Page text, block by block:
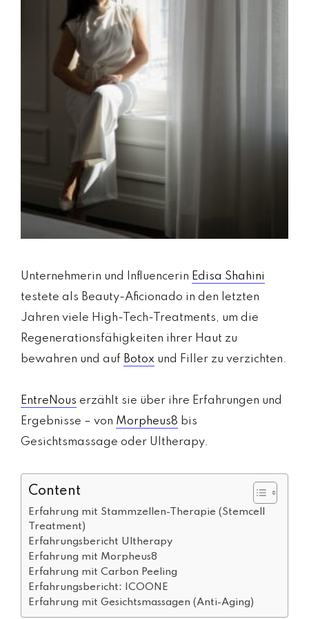
c
h
MODE, BEAUTY, TRAVEL, MENTAL HEALTH
Unternehmerin und Influencerin Edisa Shahini
testete als Beauty-Aficionado in den letzten
Jahren viele High-Tech-Treatments, um die
Regenerationsfähigkeiten ihrer Haut zu
bewahren und auf Botox und Filler zu verzichten.
EntreNous erzählt sie über ihre Erfahrungen und
Ergebnisse – von Morpheus8 bis
Gesichtsmassage oder Ultherapy.
Content
Erfahrung mit Stammzellen-Therapie (Stemcell
Treatment)
Erfahrungsbericht Ultherapy
Erfahrung mit Morpheus8
Erfahrung mit Carbon Peeling
Erfahrungsbericht: ICOONE
Erfahrung mit Gesichtsmassagen (Anti-Aging)